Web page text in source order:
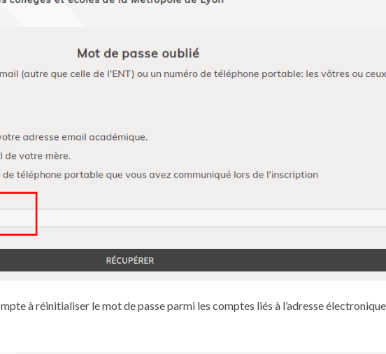
à réinitialiser le mot de passe parmi les comptes liés à l’adresse